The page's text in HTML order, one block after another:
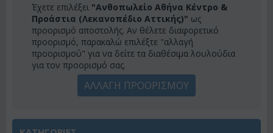
Έχετε επιλέξει "Ανθοπωλείο Αθήνα Κέντρο &
Προάστια (Λεκανοπέδιο Αττικής)" ως
προορισμό αποστολής. Αν θέλετε διαφορετικό
προορισμό, παρακαλώ επιλέξτε "αλλαγή
προορισμού" για να δείτε τα διαθέσιμα λουλούδια
για τον προορισμό σας.
ΑΛΛΑΓΗ ΠΡΟΟΡΙΣΜΟΥ